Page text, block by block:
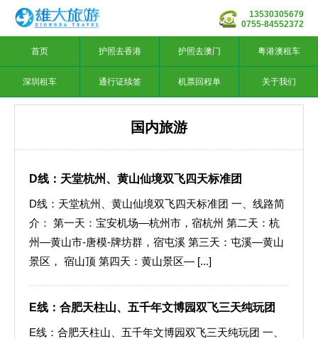
13530305679
0755-84552372
首页 护照去香港 护照去澳门 粤港澳租车
深圳租车 通行证续签 机票回程单 关于我们
国内旅游
D线：天堂杭州、黄山仙境双飞四天标准团
D线：天堂杭州、黄山仙境双飞四天标准团 一、线路简
介： 第一天：宝安机场—杭州市，宿杭州 第二天：杭
州—黄山市-唐模-牌坊群，宿屯溪 第三天：屯溪—黄山
景区， 宿山顶 第四天：黄山景区— [...]
E线：合肥天柱山、五千年文博园双飞三天纯玩团
E线：合肥天柱山、五千年文博园双飞三天纯玩团 一、